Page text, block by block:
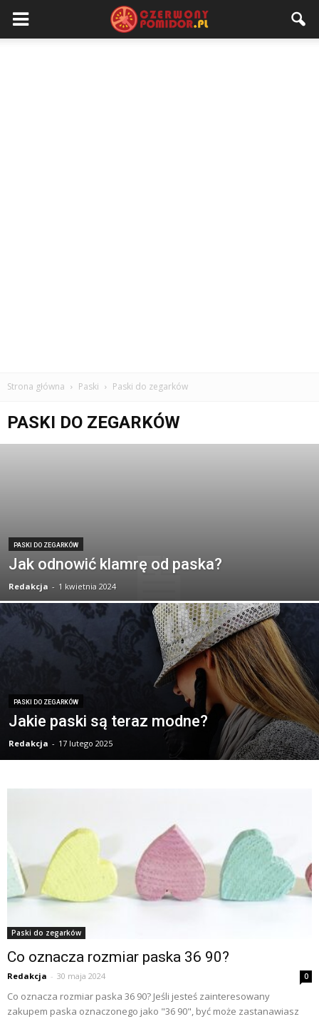
Strona główna Paski Paski do zegarków
PASKI DO ZEGARKÓW
PASKI DO ZEGARKÓW
Jak odnowić klamrę od paska?
Redakcja - 1 kwietnia 2024
PASKI DO ZEGARKÓW
Jakie paski są teraz modne?
Redakcja - 17 lutego 2025
Paski do zegarków
Co oznacza rozmiar paska 36 90?
Redakcja - 30 maja 2024 0
Co oznacza rozmiar paska 36 90? Jeśli jesteś zainteresowany
zakupem paska oznaczonego jako "36 90", być może zastanawiasz